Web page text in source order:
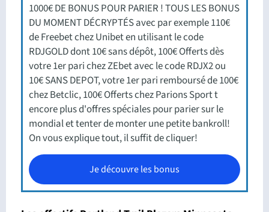
1000€ DE BONUS POUR PARIER ! TOUS LES BONUS
DU MOMENT DÉCRYPTÉS avec par exemple 110€
de Freebet chez Unibet en utilisant le code
RDJGOLD dont 10€ sans dépôt, 100€ Offerts dès
votre 1er pari chez ZEbet avec le code RDJX2 ou
10€ SANS DEPOT, votre 1er pari remboursé de 100€
chez Betclic, 100€ Offerts chez Parions Sport t
encore plus d'offres spéciales pour parier sur le
mondial et tenter de monter une petite bankroll!
On vous explique tout, il suffit de cliquer!
Je découvre les bonus